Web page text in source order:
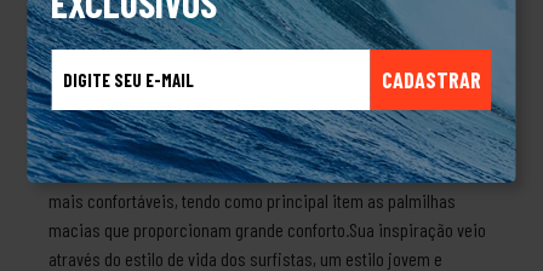
CADASTRAR
gosta de cabedal slim.Cabedal em gel maleável na cor
baunilhaPalmilha de EVA expandido com textura pontos, na cor
baunilhaIdentificador K metálico níquel escovadoSolado
tratorado de borracha vulcanizada na cor baunilhaSobre a
marca KennerEm 1988 Peter Saimon teve a grande ideia de criar
sandálias, mas não eram quaisquer sandálias, mas sim as
mais confortáveis, tendo como principal item as palmilhas
macias que proporcionam grande conforto.Sua inspiração veio
através do estilo de vida dos surfistas, um estilo jovem e